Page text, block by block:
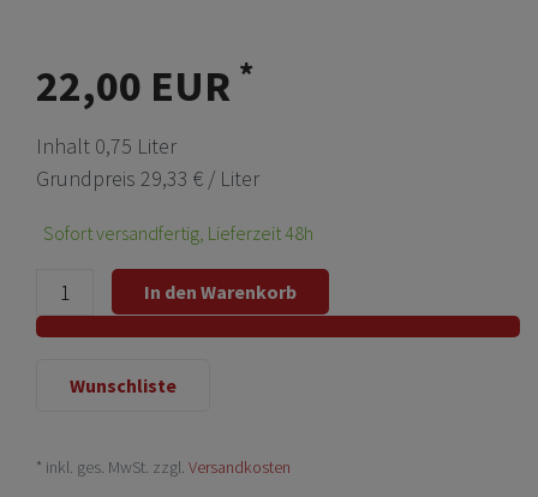
22,00 EUR *
Inhalt 0,75 Liter
Grundpreis 29,33 € / Liter
Sofort versandfertig, Lieferzeit 48h
In den Warenkorb
Wunschliste
* inkl. ges. MwSt. zzgl. Versandkosten